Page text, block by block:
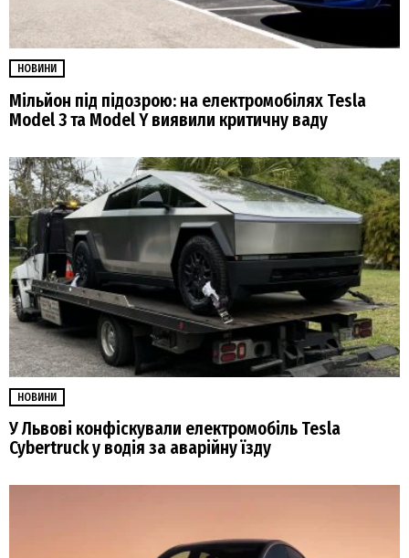
НОВИНИ
Мільйон під підозрою: на електромобілях Tesla
Model 3 та Model Y виявили критичну ваду
НОВИНИ
У Львові конфіскували електромобіль Tesla
Cybertruck у водія за аварійну їзду